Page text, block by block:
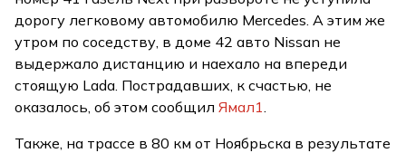
дорогу легковому автомобилю Mercedes. А этим же
утром по соседству, в доме 42 авто Nissan не
выдержало дистанцию и наехало на впереди
стоящую Lada. Пострадавших, к счастью, не
оказалось, об этом сообщилЯмал1
Также, на трассе в 80 км от Ноябрьска в результате